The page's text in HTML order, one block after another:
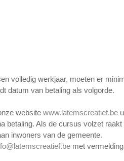
volledig werkjaar, moeten er
datum van betaling als volgorde.
website www.latemscreatief.be
Als de cursus volzet raakt
inwoners van de gemeente.
met